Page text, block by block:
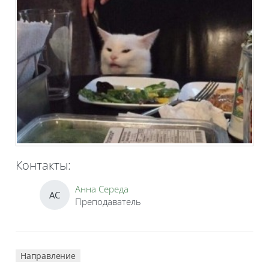
Контакты:
АС
Анна Середа
Преподаватель
Направление